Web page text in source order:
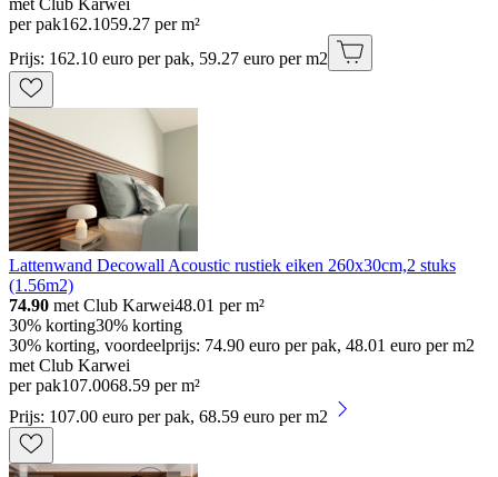
met Club Karwei
per pak162.1059.27 per m²
Prijs: 162.10 euro per pak, 59.27 euro per m2
Lattenwand Decowall Acoustic rustiek eiken 260x30cm,2 stuks
(1.56m2)
74.90 met Club Karwei48.01 per m²
30% korting30% korting
30% korting, voordeelprijs: 74.90 euro per pak, 48.01 euro per m2
met Club Karwei
per pak107.0068.59 per m²
Prijs: 107.00 euro per pak, 68.59 euro per m2